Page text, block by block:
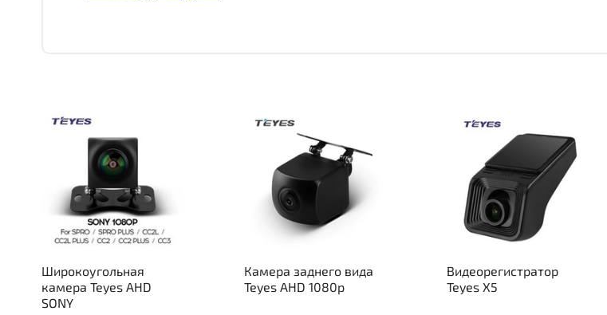
Широкоугольная
камера Teyes AHD
SONY
Камера заднего вида
Teyes AHD 1080p
Видеорегистратор
Teyes X5